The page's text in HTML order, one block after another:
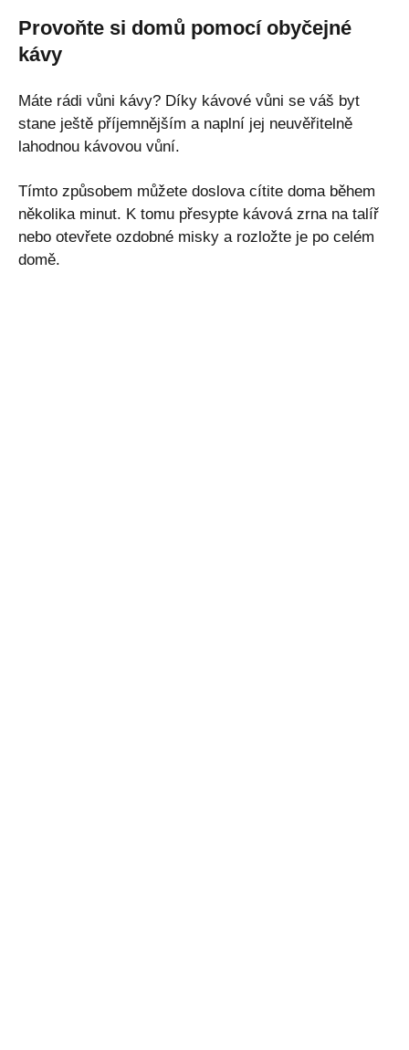
Provoňte si domů pomocí obyčejné
kávy
Máte rádi vůni kávy? Díky kávové vůni se váš byt
stane ještě příjemnějším a naplní jej neuvěřitelně
lahodnou kávovou vůní.
Tímto způsobem můžete doslova cítite doma během
několika minut. K tomu přesypte kávová zrna na talíř
nebo otevřete ozdobné misky a rozložte je po celém
domě.